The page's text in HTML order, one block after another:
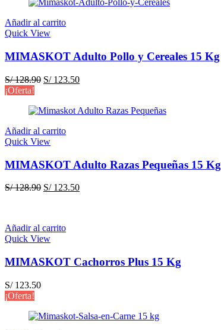
era:
es:
Añadir al carrito
Quick View
MIMASKOT Adulto Pollo y Cereales 15 Kg
S/128.90 El
era:
S/123.50El
es:
¡Oferta!
Añadir al carrito
Quick View
MIMASKOT Adulto Razas Pequeñas 15 Kg
S/128.90 El
S/ 128.90.
S/123.50El
Añadir al carrito
Quick View
MIMASKOT Cachorros Plus 15 Kg
S/123.50
¡Oferta!